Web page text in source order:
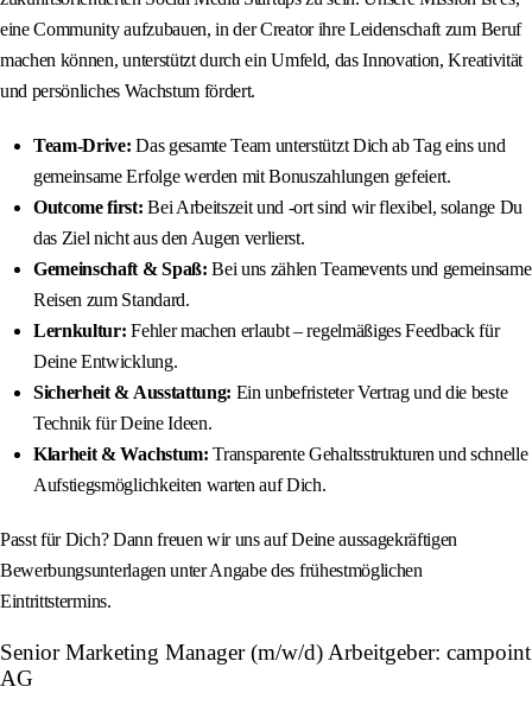
eine Community aufzubauen, in der Creator ihre Leidenschaft zum Beruf
machen können, unterstützt durch ein Umfeld, das Innovation, Kreativität
und persönliches Wachstum fördert.
Team-Drive: Das gesamte Team unterstützt Dich ab Tag eins und
gemeinsame Erfolge werden mit Bonuszahlungen gefeiert.
Outcome first: Bei Arbeitszeit und -ort sind wir flexibel, solange Du
das Ziel nicht aus den Augen verlierst.
Gemeinschaft & Spaß: Bei uns zählen Teamevents und gemeinsame
Reisen zum Standard.
Lernkultur: Fehler machen erlaubt – regelmäßiges Feedback für
Deine Entwicklung.
Sicherheit & Ausstattung: Ein unbefristeter Vertrag und die beste
Technik für Deine Ideen.
Klarheit & Wachstum: Transparente Gehaltsstrukturen und schnelle
Aufstiegsmöglichkeiten warten auf Dich.
Passt für Dich? Dann freuen wir uns auf Deine aussagekräftigen
Bewerbungsunterlagen unter Angabe des frühestmöglichen
Eintrittstermins.
Senior Marketing Manager (m/w/d) Arbeitgeber: campoint
AG